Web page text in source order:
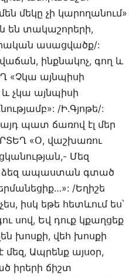
մեկը չի կարողանում»
են տակաշորերի,
ասացվածք/:
ինքնակոչ, գող և
«Չկա այնպիսի
և չկա այնպիսի
/Ի.Գյոթե/:
այդ պատ ճառով էլ մեր
«Օ, վաշխառու
Մեզ
ձեզ ապաստան գտած
/Եղիշե
իսկ եթե հետևում ես՝
սով, Եվ դուք կքաղցեք
խոսքի, վեհ խոսքի
Ապրենք այսօր,
իրերի ճիշտ